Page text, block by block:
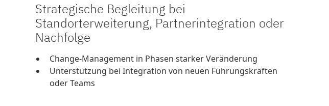
Strategische Begleitung bei
Standorterweiterung, Partnerintegration oder
Nachfolge
Change-Management in Phasen starker Veränderung
Unterstützung bei Integration von neuen Führungskräften
oder Teams